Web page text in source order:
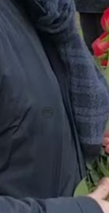
дня пам’яті
270
Друк